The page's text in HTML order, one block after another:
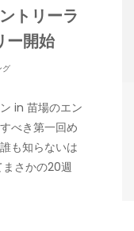
トリーラ
ー開始
グ
in 苗場のエン
べき第一回め
も知らないは
さかの20週